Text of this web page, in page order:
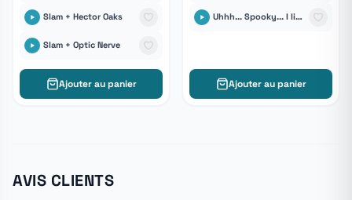
Slam + Hector Oaks
Slam + Optic Nerve
Ajouter au panier
Uhhh... Spooky... I like it !
Ajouter au panier
AVIS CLIENTS